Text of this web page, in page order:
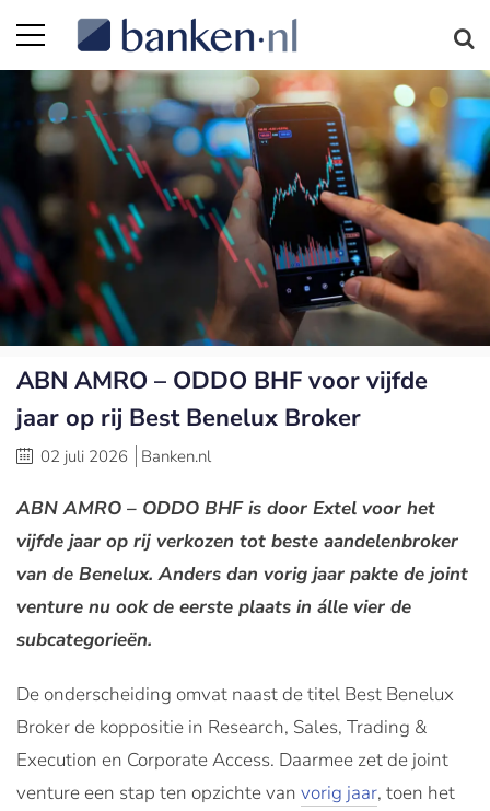
ABN AMRO – ODDO BHF voor vijfde
jaar op rij Best Benelux Broker
02 juli 2026 Banken.nl
ABN AMRO – ODDO BHF is door Extel voor het
vijfde jaar op rij verkozen tot beste aandelenbroker
van de Benelux. Anders dan vorig jaar pakte de joint
venture nu ook de eerste plaats in álle vier de
subcategorieën.
De onderscheiding omvat naast de titel Best Benelux
Broker de koppositie in Research, Sales, Trading &
Execution en Corporate Access. Daarmee zet de joint
venture een stap ten opzichte van vorig jaar, toen het